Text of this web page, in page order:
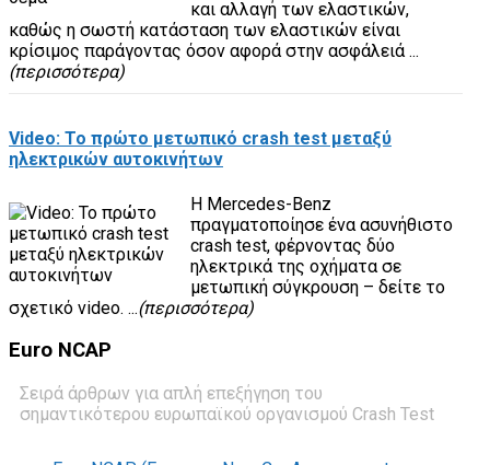
και αλλαγή των ελαστικών,
καθώς η σωστή κατάσταση των ελαστικών είναι
κρίσιμος παράγοντας όσον αφορά στην ασφάλειά ...
(περισσότερα)
Video: Το πρώτο μετωπικό crash test μεταξύ
ηλεκτρικών αυτοκινήτων
Η Mercedes-Benz
πραγματοποίησε ένα ασυνήθιστο
crash test, φέρνοντας δύο
ηλεκτρικά της οχήματα σε
μετωπική σύγκρουση – δείτε το
σχετικό video. ...(περισσότερα)
Euro NCAP
Σειρά άρθρων για απλή επεξήγηση του
σημαντικότερου ευρωπαϊκού οργανισμού Crash Test